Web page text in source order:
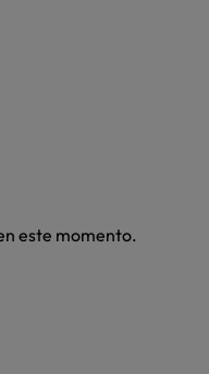
este momento.